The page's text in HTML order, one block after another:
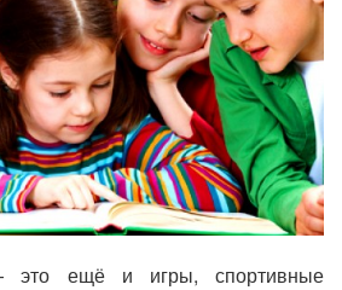
это ещё и игры, спортивные